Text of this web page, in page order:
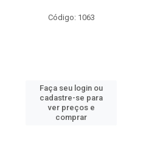
Código: 1063
Faça seu login ou
cadastre-se para
ver preços e
comprar